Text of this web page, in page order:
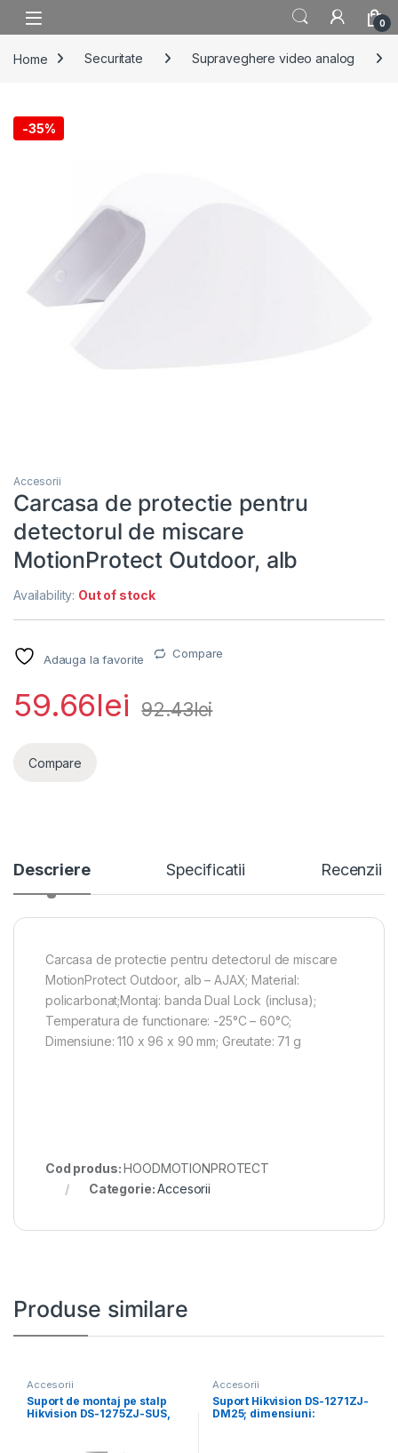
Skip to navigation
Skip to content
0
Home Securitate Supraveghere video analog
-35%
Accesorii
Carcasa de protectie pentru
detectorul de miscare
MotionProtect Outdoor, alb
Availability: Out of stock
Adauga la favorite Compare
59.66lei 92.43lei
Compare
Descriere Specificatii Recenzii
Carcasa de protectie pentru detectorul de miscare
MotionProtect Outdoor, alb – AJAX; Material:
policarbonat;Montaj: banda Dual Lock (inclusa);
Temperatura de functionare: -25°C – 60°C;
Dimensiune: 110 x 96 x 90 mm; Greutate: 71 g
Cod produs:HOODMOTIONPROTECT
Categorie:Accesorii
Produse similare
Accesorii
Suport de montaj pe stalp
Hikvision DS-1275ZJ-SUS,
Accesorii
Suport Hikvision DS-1271ZJ-
DM25; dimensiuni: